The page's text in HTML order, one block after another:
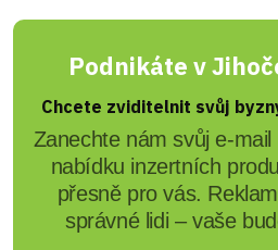
Podnikáte v
Chcete zviditelnit svůj
Zanechte nám svůj e-
nabídku inzertních
přesně pro vás.
správné lidi – vaše